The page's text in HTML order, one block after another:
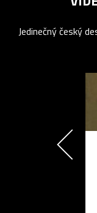
Jedinečný český